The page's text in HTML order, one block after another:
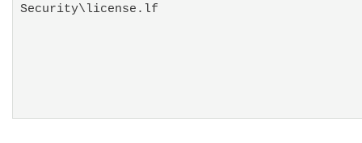
Security\license.lf